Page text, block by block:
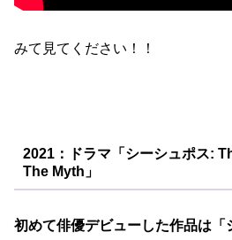
みて見てください！！
2021：ドラマ「シーシュポス:
The Myth」
初めて俳優デビューした作品は